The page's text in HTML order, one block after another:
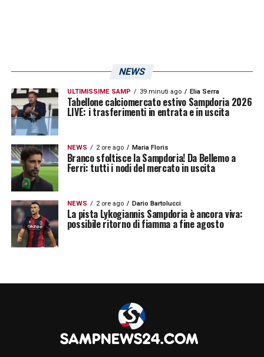
NEWS
ULTIMISSIME SAMP 39 minuti ago Elia Serra
Tabellone calciomercato estivo Sampdoria 2026
LIVE: i trasferimenti in entrata e in uscita
NEWS 2 ore ago Maria Floris
Branco sfoltisce la Sampdoria! Da Bellemo a
Ferri: tutti i nodi del mercato in uscita
NEWS 2 ore ago Dario Bartolucci
La pista Lykogiannis Sampdoria è ancora viva:
possibile ritorno di fiamma a fine agosto